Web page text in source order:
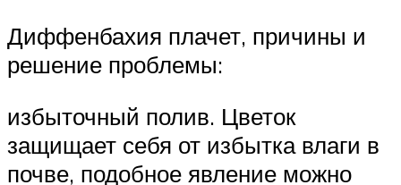
Диффенбахия плачет, причины и
решение проблемы:
избыточный полив. Цветок
защищает себя от избытка влаги в
почве, подобное явление можно